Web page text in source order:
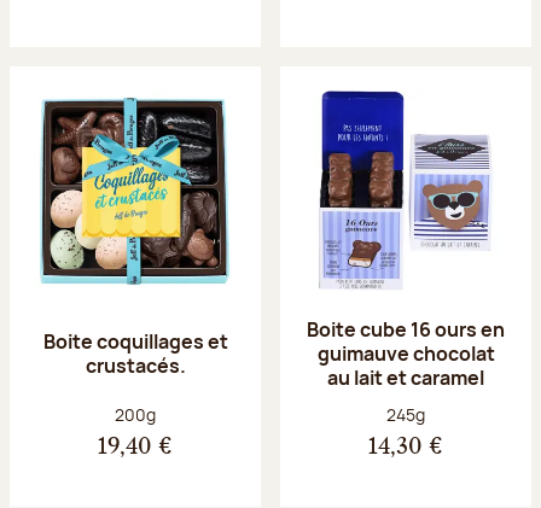
Boite coquillages et
crustacés.
Poids net :
200g
19,40 €
Boite cube 16 ours en
guimauve chocolat
au lait et caramel
Poids net :
245g
14,30 €